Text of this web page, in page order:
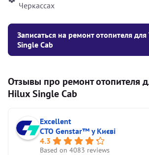
Черкассах
Записаться на ремонт отопителя
Single Cab
Отзывы про ремонт отопителя
Hilux Single Cab
Excellent
СТО Genstar™ у Києві
4.3
Based on 4083 reviews